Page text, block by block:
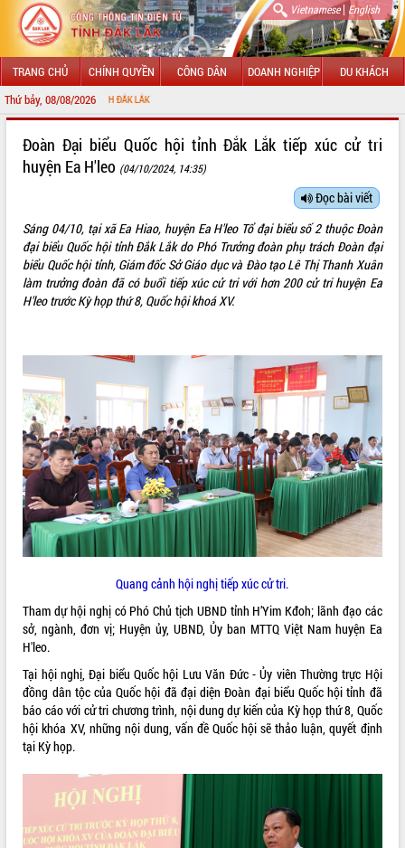
Vietnamese| English
TRANG CHỦ CHÍNH QUYỀN CÔNG DÂN DOANH NGHIỆP DU KHÁCH
Thứ bảy, 08/08/2026
LÃNH ĐẠO UBND TỈNH
SỞ, BAN, NGÀNH
UBND CÁC XÃ, PHƯỜNG
HỆ THỐNG VĂN BẢN
VĂN BẢN HĐND TỈNH
ĐIỂM TIN VĂN BẢN
QUY HOẠCH - KẾ HOẠCH
VIDEO
Đoàn Đại biểu Quốc hội tỉnh Đắk Lắk tiếp xúc cử tri
huyện Ea H'leo (04/10/2024, 14:35)
Đọc bài viết
Sáng 04/10, tại xã Ea Hiao, huyện Ea H'leo Tổ đại biểu số 2 thuộc Đoàn
đại biểu Quốc hội tỉnh Đắk Lắk do Phó Trưởng đoàn phụ trách Đoàn đại
biểu Quốc hội tỉnh, Giám đốc Sở Giáo dục và Đào tạo Lê Thị Thanh Xuân
làm trưởng đoàn đã có buổi tiếp xúc cử tri với hơn 200 cử tri huyện Ea
H'leo trước Kỳ họp thứ 8, Quốc hội khoá XV.
Quang cảnh hội nghị tiếp xúc cử tri.
Tham dự hội nghị có Phó Chủ tịch UBND tỉnh H’Yim Kđoh; lãnh đạo các
sở, ngành, đơn vị; Huyện ủy, UBND, Ủy ban MTTQ Việt Nam huyện Ea
H'leo.
Tại hội nghị, Đại biểu Quốc hội Lưu Văn Đức - Ủy viên Thường trực Hội
đồng dân tộc của Quốc hội đã đại diện Đoàn đại biểu Quốc hội tỉnh đã
báo cáo với cử tri chương trình, nội dung dự kiến của Kỳ họp thứ 8, Quốc
hội khóa XV, những nội dung, vấn đề Quốc hội sẽ thảo luận, quyết định
tại Kỳ họp.